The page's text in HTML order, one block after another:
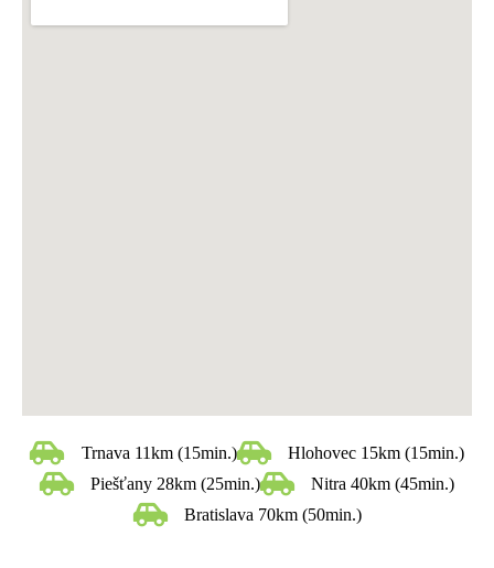
Trnava 11km (15min.)
Hlohovec 15km (15min.)
Piešťany 28km (25min.)
Nitra 40km (45min.)
Bratislava 70km (50min.)